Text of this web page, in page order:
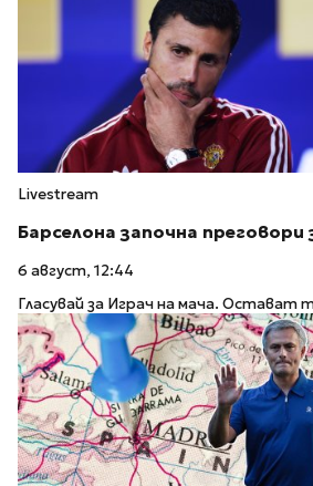
Livestream
Барселона започна преговори
6 август, 12:44
Гласувай за Играч на мача. Остават